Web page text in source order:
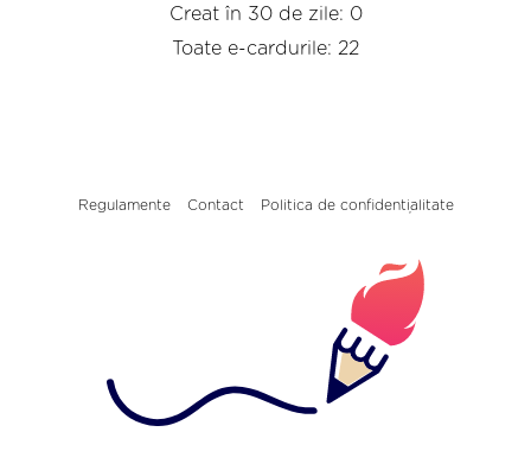
Creat în 30 de zile: 0
Toate e-cardurile: 22
Regulamente Contact Politica de confidențialitate